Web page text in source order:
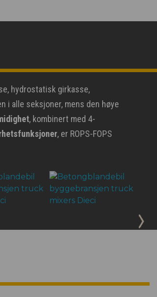
hydrostatisk girkasse,
i alle seksjoner, mens den høye
, kombinert med 4-
, er ROPS-FOPS